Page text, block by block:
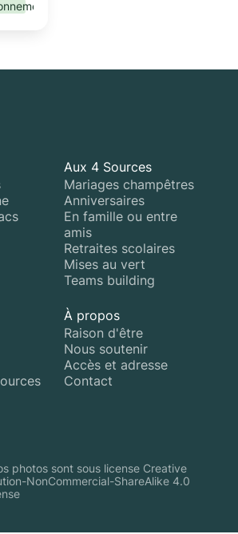
Aux 4 Sources
Mariages champêtres
Anniversaires
En famille ou entre
amis
Retraites scolaires
Mises au vert
Teams building
À propos
Raison d'être
Nous soutenir
Accès et adresse
Contact
photos sont sous license Creative
NonCommercial-ShareAlike 4.0